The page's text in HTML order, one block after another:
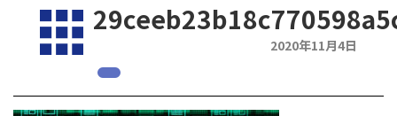
2020年11月4日